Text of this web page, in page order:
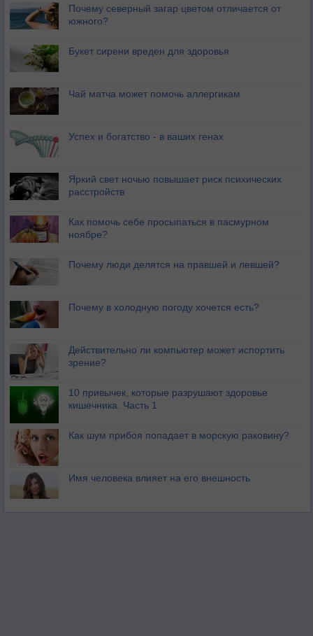
Почему северный загар цветом отличается от
южного?
Букет сирени вреден для здоровья
Чай матча может помочь аллергикам
Успех и богатство - в ваших генах
Яркий свет ночью повышает риск психических
расстройств
Как помочь себе просыпаться в пасмурном
ноябре?
Почему люди делятся на правшей и левшей?
Почему в холодную погоду хочется есть?
Действительно ли компьютер может испортить
зрение?
10 привычек, которые разрушают здоровье
кишечника. Часть 1
Как шум прибоя попадает в морскую раковину?
Имя человека влияет на его внешность